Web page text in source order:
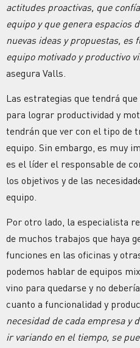
actitudes proactivas, que
equipo y que genera espacios
nuevas ideas y propuestas,
equipo motivado y productivo
asegura Valls.
Las estrategias que tendrá
para lograr productividad y
tendrán que ver con el tipo de
equipo. Sin embargo, es muy
es el líder el responsable de
los objetivos y de las
equipo.
Por otro lado, la especialista
de muchos trabajos que haya
funciones en las oficinas y
podemos hablar de equipos
vino para quedarse y no
cuanto a funcionalidad y
necesidad de cada empresa y
ir variando en el tiempo, se